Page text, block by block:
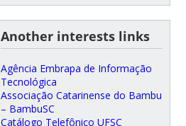
Another interests links
Agência Embrapa de Informação
Tecnológica
Associação Catarinense do Bambu
– BambuSC
Catálogo Telefônico UFSC